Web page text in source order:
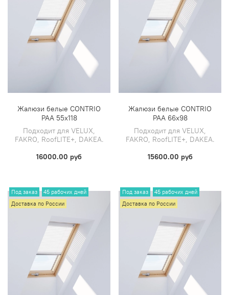
Жалюзи белые CONTRIO
PAA 55х118
Подходит для VELUX,
FAKRO, RoofLITE+, DAKEA.
16000.00 руб
Жалюзи белые CONTRIO
PAA 66х98
Подходит для VELUX,
FAKRO, RoofLITE+, DAKEA.
15600.00 руб
Под заказ
45 рабочих дней
Доставка по России
Под заказ
45 рабочих дней
Доставка по России